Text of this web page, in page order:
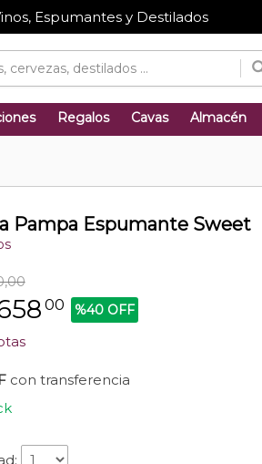
Espumantes y Destilados
Regalos Cavas Almacén
Pampa Espumante Sweet
00 %40 OFF
con transferencia